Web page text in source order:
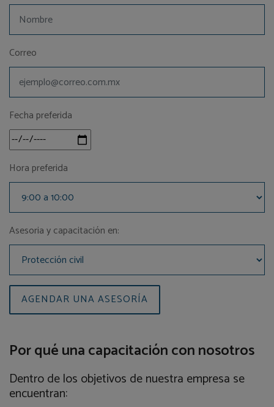
Correo
Fecha preferida
Hora preferida
Asesoria y capacitación en:
AGENDAR UNA ASESORÍA
Por qué una capacitación con nosotros
Dentro de los objetivos de nuestra empresa se
encuentran: